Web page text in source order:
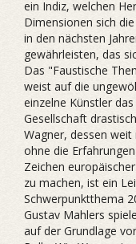
ein Indiz, welchen
Dimensionen sich
in den nächsten
gewährleisten, das
Das "Faustische
weist auf die
einzelne Künstler
Gesellschaft
Wagner, dessen
ohne die
Zeichen
zu machen, ist ein
Schwerpunktthema
Gustav Mahlers
auf der Grundlage